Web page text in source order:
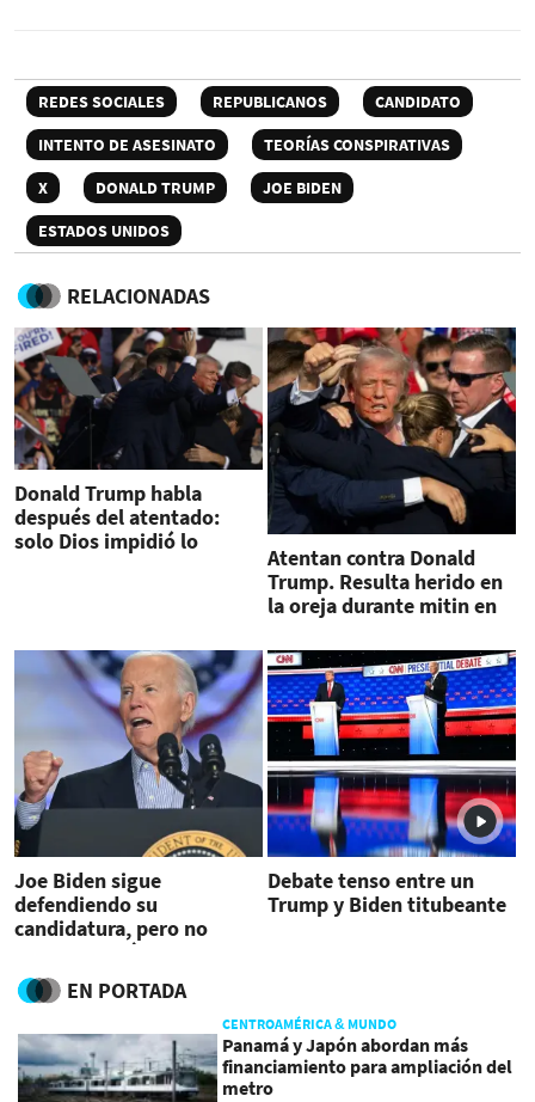
REDES SOCIALES REPUBLICANOS
CANDIDATO
INTENTO DE ASESINATO
TEORÍAS CONSPIRATIVAS
X
DONALD TRUMP
JOE BIDEN
ESTADOS UNIDOS
RELACIONADAS
Donald Trump habla
después del atentado:
solo Dios impidió lo
Atentan contra Donald
Trump. Resulta herido en
la oreja durante mitin en
Joe Biden sigue
defendiendo su
candidatura, pero no
frenan las críticas
Debate tenso entre un
Trump y Biden titubeante
EN PORTADA
CENTROAMÉRICA & MUNDO
Panamá y Japón abordan más
financiamiento para ampliación del
metro